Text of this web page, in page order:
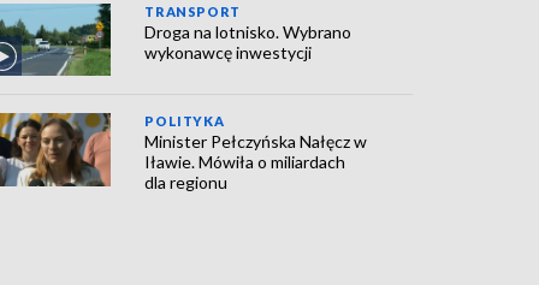
TRANSPORT
Droga na lotnisko. Wybrano
wykonawcę inwestycji
POLITYKA
Minister Pełczyńska Nałęcz w
Iławie. Mówiła o miliardach
dla regionu